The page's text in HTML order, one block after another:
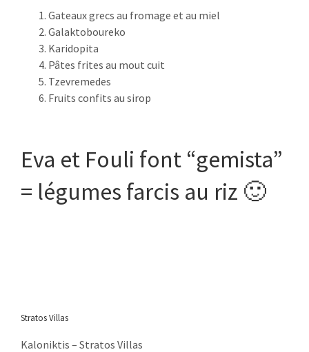
Gateaux grecs au fromage et au miel
Galaktoboureko
Karidopita
Pâtes frites au mout cuit
Tzevremedes
Fruits confits au sirop
Eva et Fouli font “gemista”
= légumes farcis au riz 🙂
Stratos Villas
Kaloniktis – Stratos Villas
Kaloniktis – Stratos Villas
Municipalité de Réthymno
P.C. 74055
Rethymno – Crete – Greece
tel: +30 28310.26956
fax: +30 28310.26956
GNTO: 1041K112K2794401
GNTO: 1041K91002899101